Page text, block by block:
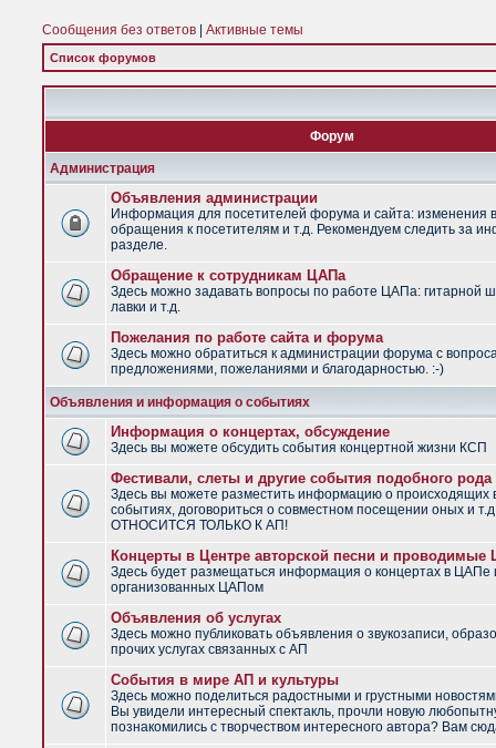
Сообщения без ответов Активные темы
Список форумов
Форум
Администрация
Объявления администрации
Информация для посетителей форума и сайта: изменения
обращения к посетителям и т.д. Рекомендуем следить за
разделе.
Обращение к сотрудникам ЦАПа
Здесь можно задавать вопросы по работе ЦАПа: гитарной
лавки и т.д.
Пожелания по работе сайта и форума
Здесь можно обратиться к администрации форума с
предложениями, пожеланиями и благодарностью. :-)
Объявления и информация о событиях
Информация о концертах, обсуждение
Здесь вы можете обсудить события концертной жизни КСП
Фестивали, слеты и другие события подобного рода
Здесь вы можете разместить информацию о
событиях, договориться о совместном посещении оных и
ОТНОСИТСЯ ТОЛЬКО К АП!
Концерты в Центре авторской песни и
Здесь будет размещаться информация о концертах в ЦАПе
организованных ЦАПом
Объявления об услугах
Здесь можно публиковать объявления о звукозаписи,
прочих услугах связанных с АП
События в мире АП и культуры
Здесь можно поделиться радостными и грустными
Вы увидели интересный спектакль, прочли новую
познакомились с творчеством интересного автора? Вам